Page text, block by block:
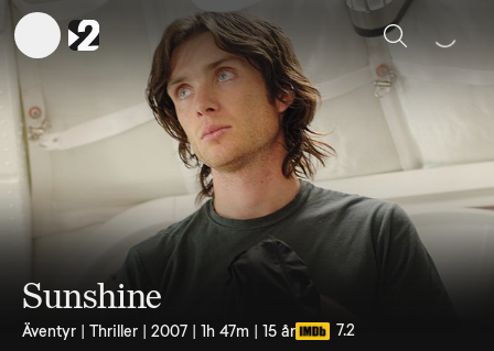
Sök
Sunshine
Äventyr | Thriller | 2007 | 1h 47m | 15 år 7.2